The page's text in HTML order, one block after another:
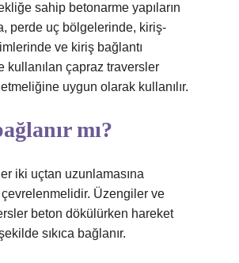
sahip betonarme yapıların
perde uç bölgelerinde, kiriş-
ve kiriş bağlantı
kullanılan çapraz traversler
uygun olarak kullanılır.
mı?
iki uçtan uzunlamasına
Üzengiler ve
beton dökülürken hareket
sıkıca bağlanır.